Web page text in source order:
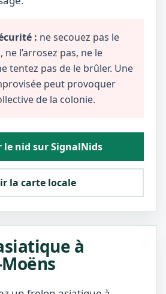
: ne secouez pas le
l’arrosez pas, ne le
tentez pas de le brûler. Une
peut provoquer
de la colonie.
le nid sur SignalNids
la carte locale
à